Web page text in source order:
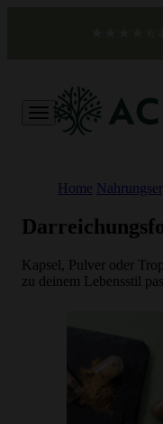
MenüSuche
Achterhof
Home
Kapsel, Pulver oder
zu deinem Lebensstil